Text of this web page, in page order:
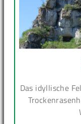
Das idyllische